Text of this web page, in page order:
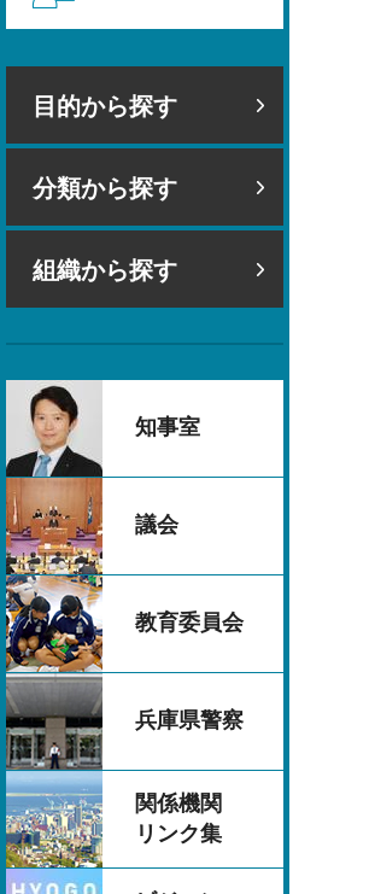
目的から探す
分類から探す
組織から探す
知事室
議会
教育委員会
兵庫県警察
関係機関
リンク集